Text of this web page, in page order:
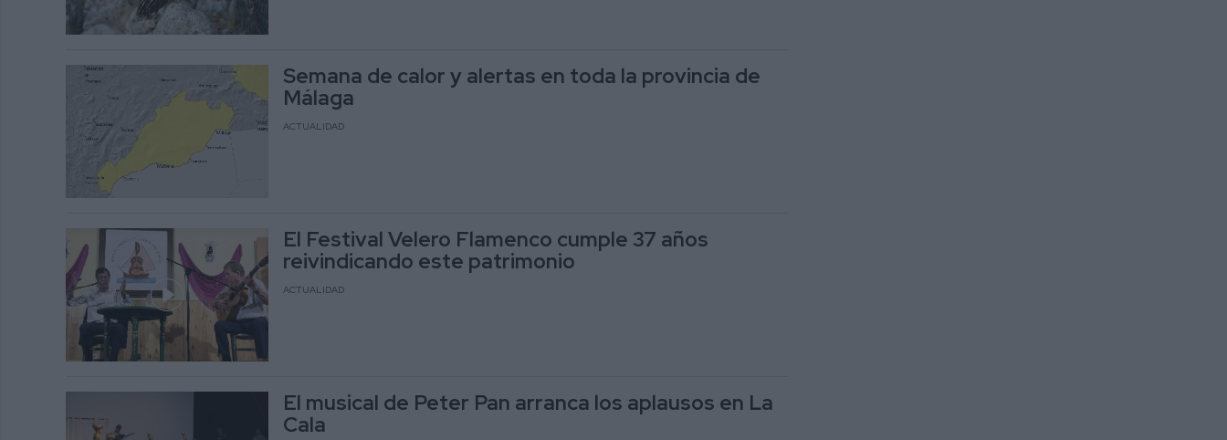
Semana de calor y alertas en toda la provincia de
Málaga
ACTUALIDAD
El Festival Velero Flamenco cumple 37 años
reivindicando este patrimonio
ACTUALIDAD
El musical de Peter Pan arranca los aplausos en La
Cala